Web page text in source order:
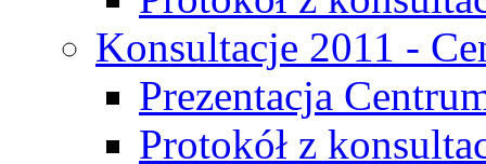
Konsultacje 2011 -
Prezentacja
Protokół z